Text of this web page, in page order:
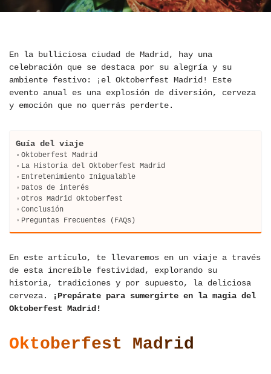
En la bulliciosa ciudad de Madrid, hay una
celebración que se destaca por su alegría y su
ambiente festivo: ¡el Oktoberfest Madrid! Este
evento anual es una explosión de diversión, cerveza
y emoción que no querrás perderte.
Guía del viaje
Oktoberfest Madrid
La Historia del Oktoberfest Madrid
Entretenimiento Inigualable
Datos de interés
Otros Madrid Oktoberfest
Conclusión
Preguntas Frecuentes (FAQs)
En este artículo, te llevaremos en un viaje a través
de esta increíble festividad, explorando su
historia, tradiciones y por supuesto, la deliciosa
cerveza.
¡Prepárate para sumergirte en la magia del
Oktoberfest Madrid!
Oktoberfest Madrid